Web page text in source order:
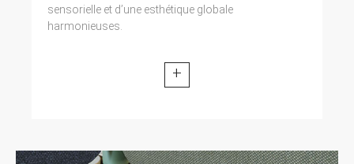
sensorielle et d’une esthétique globale
harmonieuses.
+